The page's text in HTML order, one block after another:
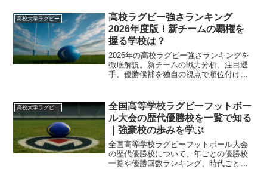
高校大学ラグビー
高校ラグビー強さランキング
2026年度版！新チームの覇権を
握る学校は？
2026年の高校ラグビー強さランキングを
徹底解説。新チームの戦力分析、注目選
手、優勝候補を独自の視点で順位付けし
深掘り。
高校大学ラグビー
全国高等学校ラグビーフットボー
ル大会の歴代優勝校を一覧で知る
｜強豪校の歩みを学ぶ
全国高等学校ラグビーフットボール大会
の歴代優勝校について、年ごとの優勝校
一覧や優勝回数ランキング、時代ごとの